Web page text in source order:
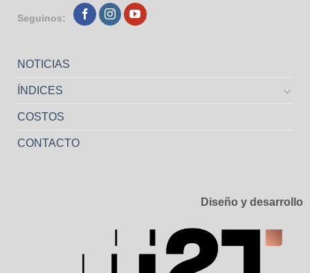
Seguinos:
NOTICIAS
ÍNDICES
COSTOS
CONTACTO
Diseño y desarrollo